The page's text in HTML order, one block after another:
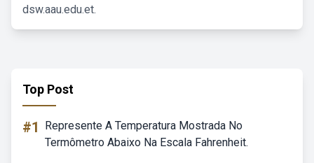
dsw.aau.edu.et.
Top Post
#1
Represente A Temperatura Mostrada No
Termômetro Abaixo Na Escala Fahrenheit.